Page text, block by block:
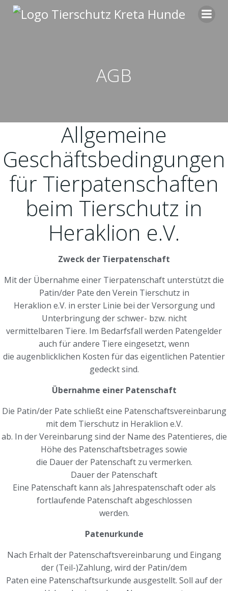
Inhalt
AGB
Allgemeine
Geschäftsbedingungen
für Tierpatenschaften
beim Tierschutz in
Heraklion e.V.
Zweck der Tierpatenschaft
Mit der Übernahme einer Tierpatenschaft unterstützt die
Patin/der Pate den Verein Tierschutz in
Heraklion e.V. in erster Linie bei der Versorgung und
Unterbringung der schwer- bzw. nicht
vermittelbaren Tiere. Im Bedarfsfall werden Patengelder
auch für andere Tiere eingesetzt, wenn
die augenblicklichen Kosten für das eigentlichen Patentier
gedeckt sind.
Übernahme einer Patenschaft
Die Patin/der Pate schließt eine Patenschaftsvereinbarung
mit dem Tierschutz in Heraklion e.V.
ab. In der Vereinbarung sind der Name des Patentieres, die
Höhe des Patenschaftsbetrages sowie
die Dauer der Patenschaft zu vermerken.
Dauer der Patenschaft
Eine Patenschaft kann als Jahrespatenschaft oder als
fortlaufende Patenschaft abgeschlossen
werden.
Patenurkunde
Nach Erhalt der Patenschaftsvereinbarung und Eingang
der (Teil-)Zahlung, wird der Patin/dem
Paten eine Patenschaftsurkunde ausgestellt. Soll auf der